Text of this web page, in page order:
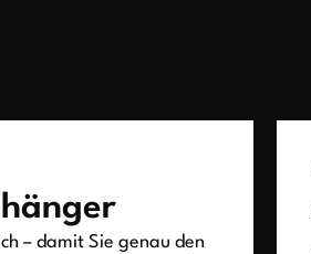
– damit Sie genau den